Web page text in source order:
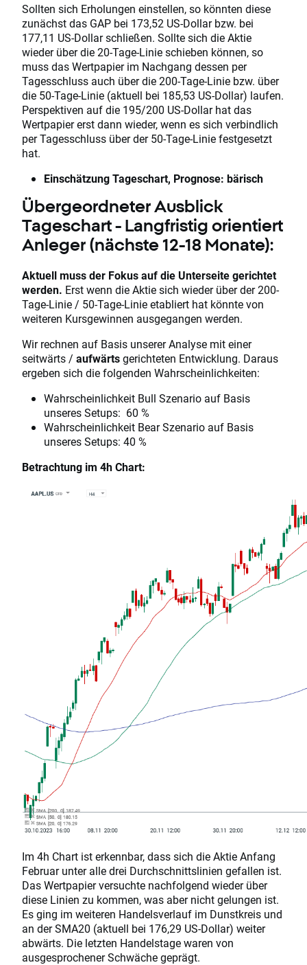
Sollten sich Erholungen einstellen, so könnten diese
zunächst das GAP bei 173,52 US-Dollar bzw. bei
177,11 US-Dollar schließen. Sollte sich die Aktie
wieder über die 20-Tage-Linie schieben können, so
muss das Wertpapier im Nachgang dessen per
Tagesschluss auch über die 200-Tage-Linie bzw. über
die 50-Tage-Linie (aktuell bei 185,53 US-Dollar) laufen.
Perspektiven auf die 195/200 US-Dollar hat das
Wertpapier erst dann wieder, wenn es sich verbindlich
per Tagesschluss über der 50-Tage-Linie festgesetzt
hat.
Einschätzung Tageschart, Prognose: bärisch
Übergeordneter Ausblick
Tageschart - Langfristig orientiert
Anleger (nächste 12-18 Monate):
Aktuell muss der Fokus auf die Unterseite gerichtet
werden. Erst wenn die Aktie sich wieder über der 200-
Tage-Linie / 50-Tage-Linie etabliert hat könnte von
weiteren Kursgewinnen ausgegangen werden.
Wir rechnen auf Basis unserer Analyse mit einer
seitwärts / aufwärtsgerichteten Entwicklung. Daraus
ergeben sich die folgenden Wahrscheinlichkeiten:
Wahrscheinlichkeit Bull Szenario auf Basis
unseres Setups: 60 %
Wahrscheinlichkeit Bear Szenario auf Basis
unseres Setups: 40 %
Betrachtung im 4h Chart:
Im 4h Chart ist erkennbar, dass sich die Aktie Anfang
Februar unter alle drei Durchschnittslinien gefallen ist.
Das Wertpapier versuchte nachfolgend wieder über
diese Linien zu kommen, was aber nicht gelungen ist.
Es ging im weiteren Handelsverlauf im Dunstkreis und
an der SMA20 (aktuell bei 176,29 US-Dollar) weiter
abwärts. Die letzten Handelstage waren von
ausgesprochener Schwäche geprägt.